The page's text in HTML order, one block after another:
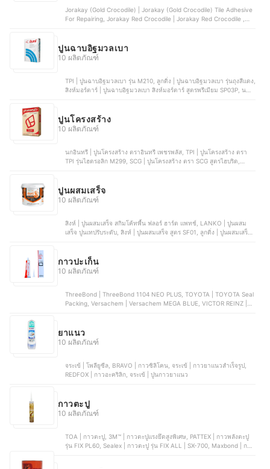
Jorakay (Gold Crocodile) | Jorakay (Gold Crocodile) Tile Adhesive
For Repairing, Jorakay Red Crocodile | Jorakay Red Crocodile ,
ปูนฉาบอิฐมวลเบา
10 ผลิตภัณฑ์
TPI | ปูนฉาบอิฐมวลเบา รุ่น M210, ลูกดิ่ง | ปูนฉาบอิฐมวลเบา รุ่นถุงสีแดง,
สิงห์มอร์ตาร์ | ปูนฉาบอิฐมวลเบา สิงห์มอร์ตาร์ สูตรพรีเมียม SP03P, นก
ปูนโครงสร้าง
10 ผลิตภัณฑ์
นกอินทรี | ปูนโครงสร้าง ตราอินทรี เพชรพลัส, TPI | ปูนโครงสร้าง ตรา
TPI รุ่นไฮดรอลิก M299, SCG | ปูนโครงสร้าง ตรา SCG สูตรไฮบริด,
ปูนผสมเสร็จ
10 ผลิตภัณฑ์
สิงห์ | ปูนผสมเสร็จ สกิมโค้ทพื้น ฟลอร์ ฮาร์ด แพทช์, LANKO | ปูนผสม
เสร็จ ปูนเทปรับระดับ, สิงห์ | ปูนผสมเสร็จ สูตร SF01, ลูกดิ่ง | ปูนผสมเสร็จ
กาวปะเก็น
10 ผลิตภัณฑ์
ThreeBond | ThreeBond 1104 NEO PLUS, TOYOTA | TOYOTA Seal
Packing, Versachem | Versachem MEGA BLUE, VICTOR REINZ |
ยาแนว
10 ผลิตภัณฑ์
จระเข้ | โพลียูซีล, BRAVO | กาวซิลิโคน, จระเข้ | กาวยาแนวสำเร็จรูป,
REDFOX | กาวอะคริลิก, จระเข้ | ปูนกาวยาแนว
กาวตะปู
10 ผลิตภัณฑ์
TOA | กาวตะปู, 3M™ | กาวตะปูแรงยึดสูงพิเศษ, PATTEX | กาวพลังตะปู
รุ่น FIX PL60, Sealex | กาวตะปู รุ่น FIX ALL | SX-700, Maxbond | กาว